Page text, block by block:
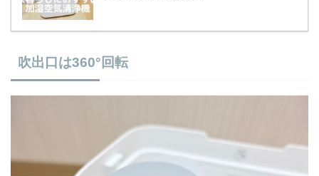
吹出口は360°回転